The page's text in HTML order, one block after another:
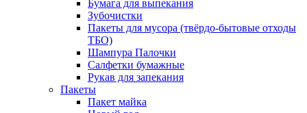
Бумага для выпекания
Зубочистки
Пакеты для мусора (твёрдо-бытовые отходы
ТБО)
Шампура Палочки
Салфетки бумажные
Рукав для запекания
Пакеты
Пакет майка